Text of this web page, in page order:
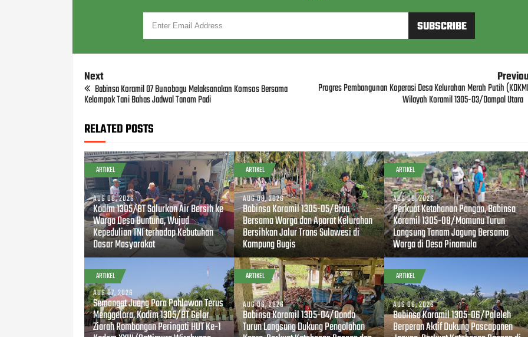
Next
Babinsa Koramil 07 Bunobogu Melaksanakan Komsos Bersama
Kelompok Tani Bahas Jadwal Tanam Padi
Progres Pembangunan Koperasi Desa Kelurahan Merah Putih
Wilayah Koramil 1305-03/Dampal Utara
RELATED POSTS
ARTIKEL
AUG 08, 2026
Kodim 1305/BT Salurkan Air Bersih ke
Warga Desa Buntuna, Wujud
Kepedulian TNI terhadap Kebutuhan
Dasar Masyarakat
ARTIKEL
AUG 08, 2026
Babinsa Koramil 1305-05/Biau
Bersama Warga dan Aparat Kelurahan
Bersihkan Jalur Trans Sulawesi di
Kampung Bugis
ARTIKEL
AUG 08, 2026
Perkuat Ketahanan Pangan, Babinsa
Koramil 1305-08/Momunu Turun
Langsung Tanam Jagung Bersama
Warga di Desa Pinamula
ARTIKEL
AUG 07, 2026
Semangat Juang Para Pahlawan Terus
Menggelora, Kodim 1305/BT Gelar
Ziarah Rombongan Peringati HUT Ke-1
ARTIKEL
AUG 06, 2026
Babinsa Koramil 1305-04/Dondo
Turun Langsung Dukung Pengolahan
ARTIKEL
AUG 06, 2026
Babinsa Koramil 1305-06/Paleleh
Berperan Aktif Dukung Pascapanen